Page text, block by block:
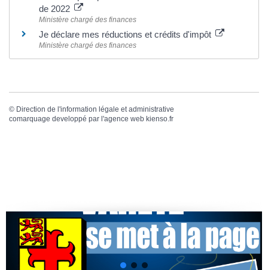
de 2022
Ministère chargé des finances
Je déclare mes réductions et crédits d'impôt
Ministère chargé des finances
© Direction de l'information légale et administrative
comarquage developpé par l'agence web kienso.fr